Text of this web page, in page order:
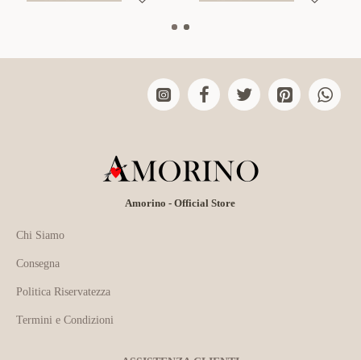
Amorino - Official Store
Chi Siamo
Consegna
Politica Riservatezza
Termini e Condizioni